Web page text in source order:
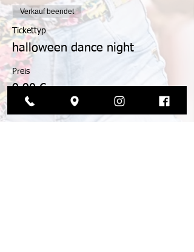
Verkauf beendet
Tickettyp
halloween dance night
Preis
9,90 €
+0,25 € Ticket-Servicegebühr